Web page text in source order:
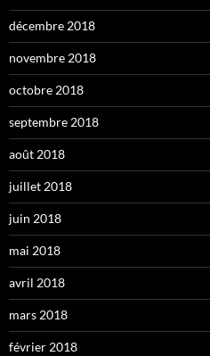
décembre 2018
novembre 2018
octobre 2018
septembre 2018
août 2018
juillet 2018
juin 2018
mai 2018
avril 2018
mars 2018
février 2018